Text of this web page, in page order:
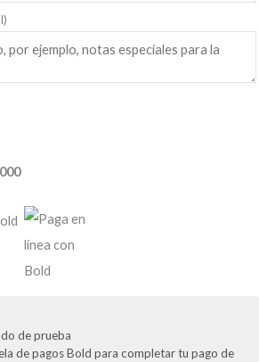
de prueba
de pagos Bold para completar tu pago de